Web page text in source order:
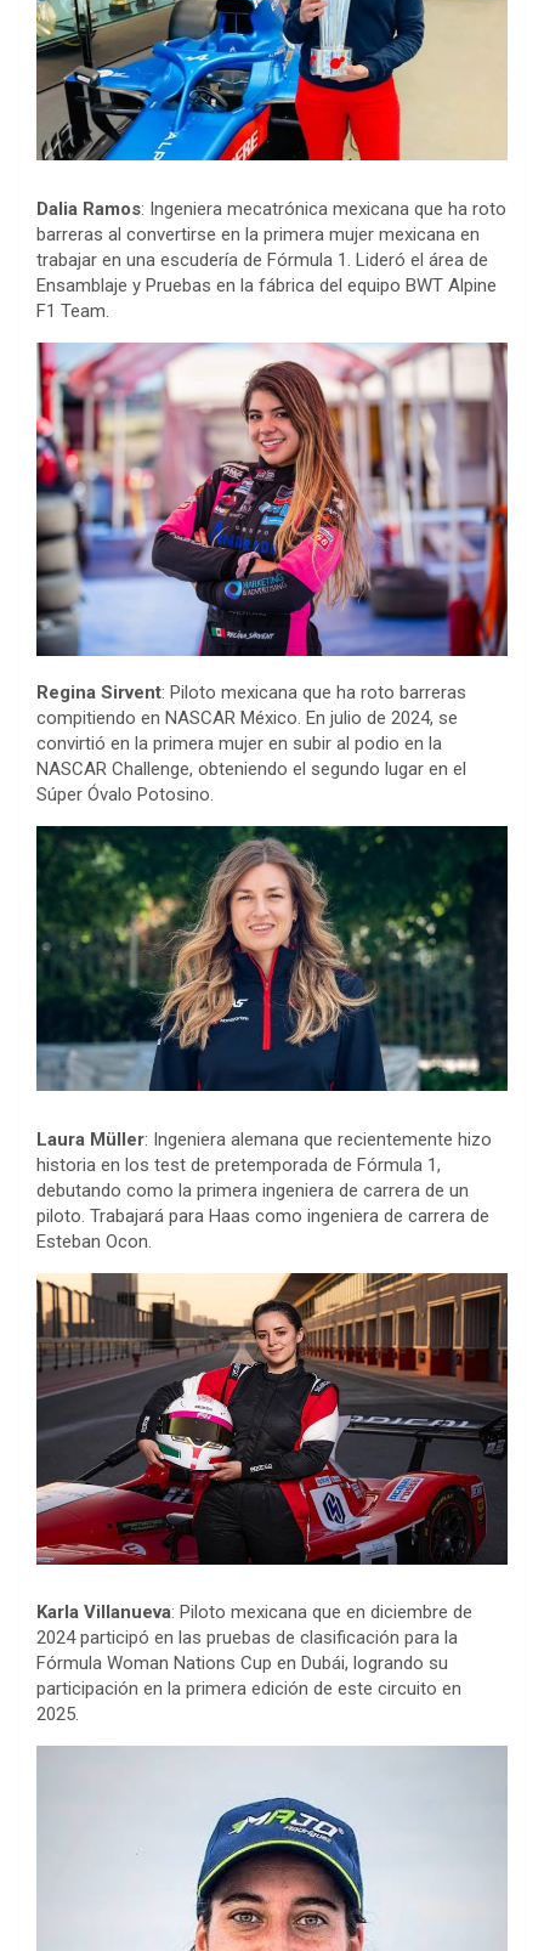
Dalia Ramos: Ingeniera mecatrónica mexicana que ha roto
barreras al convertirse en la primera mujer mexicana en
trabajar en una escudería de Fórmula 1. Lideró el área de
Ensamblaje y Pruebas en la fábrica del equipo BWT Alpine
F1 Team.
Regina Sirvent: Piloto mexicana que ha roto barreras
compitiendo en NASCAR México. En julio de 2024, se
convirtió en la primera mujer en subir al podio en la
NASCAR Challenge, obteniendo el segundo lugar en el
Súper Óvalo Potosino.
Laura Müller: Ingeniera alemana que recientemente hizo
historia en los test de pretemporada de Fórmula 1,
debutando como la primera ingeniera de carrera de un
piloto. Trabajará para Haas como ingeniera de carrera de
Esteban Ocon.
Karla Villanueva: Piloto mexicana que en diciembre de
2024 participó en las pruebas de clasificación para la
Fórmula Woman Nations Cup en Dubái, logrando su
participación en la primera edición de este circuito en
2025.